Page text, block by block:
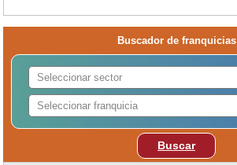
Buscador de franquicias
Buscar